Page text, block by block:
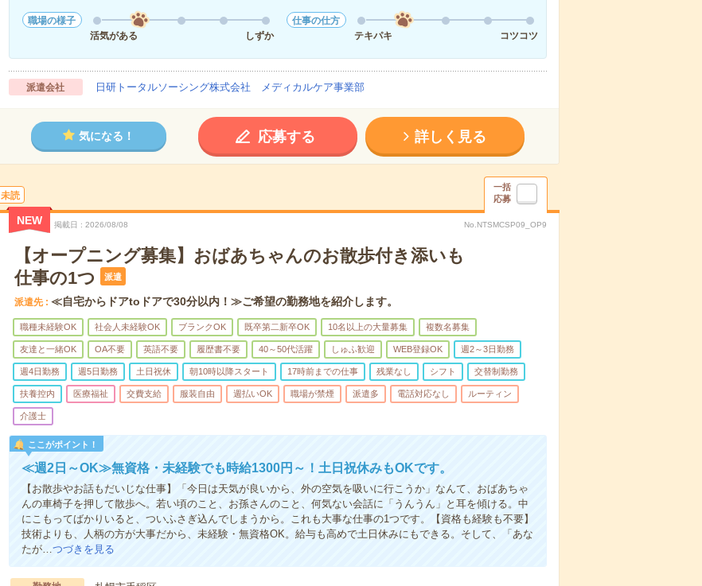
職場の様子
活気がある
しずか
仕事の仕方
テキパキ
コツコツ
派遣会社 日研トータルソーシング株式会社 メディカルケア事業部
気になる！ 応募する 詳しく見る
未読
一括
応募
NEW 掲載日 2026/08/08 No.NTSMCSP09_OP9
【オープニング募集】おばあちゃんのお散歩付き添いも
仕事の1つ
派遣
派遣先 ≪自宅からドアtoドアで30分以内！≫ご希望の勤務地を紹介します。
職種未経験OK 社会人未経験OK ブランクOK 既卒第二新卒OK 10名以上の大量募集 複数名募集
友達と一緒OK OA不要 英語不要 履歴書不要 40～50代活躍 しゅふ歓迎 WEB登録OK 週2～3日勤務
週4日勤務 週5日勤務 土日祝休 朝10時以降スタート 17時前までの仕事 残業なし シフト 交替制勤務
扶養控内 医療福祉 交費支給 服装自由 週払いOK 職場が禁煙 派遣多 電話対応なし ルーティン
介護士
ここがポイント！
≪週2日～OK≫無資格・未経験でも時給1300円～！土日祝休みもOKです。
【お散歩やお話もだいじな仕事】「今日は天気が良いから、外の空気を吸いに行こうか」なんて、おばあちゃ
んの車椅子を押して散歩へ。若い頃のこと、お孫さんのこと、何気ない会話に「うんうん」と耳を傾ける。中
にこもってばかりいると、ついふさぎ込んでしまうから。これも大事な仕事の1つです。【資格も経験も不要】
技術よりも、人柄の方が大事だから、未経験・無資格OK。給与も高めで土日休みにもできる。そして、「あな
たが…つづきを見る